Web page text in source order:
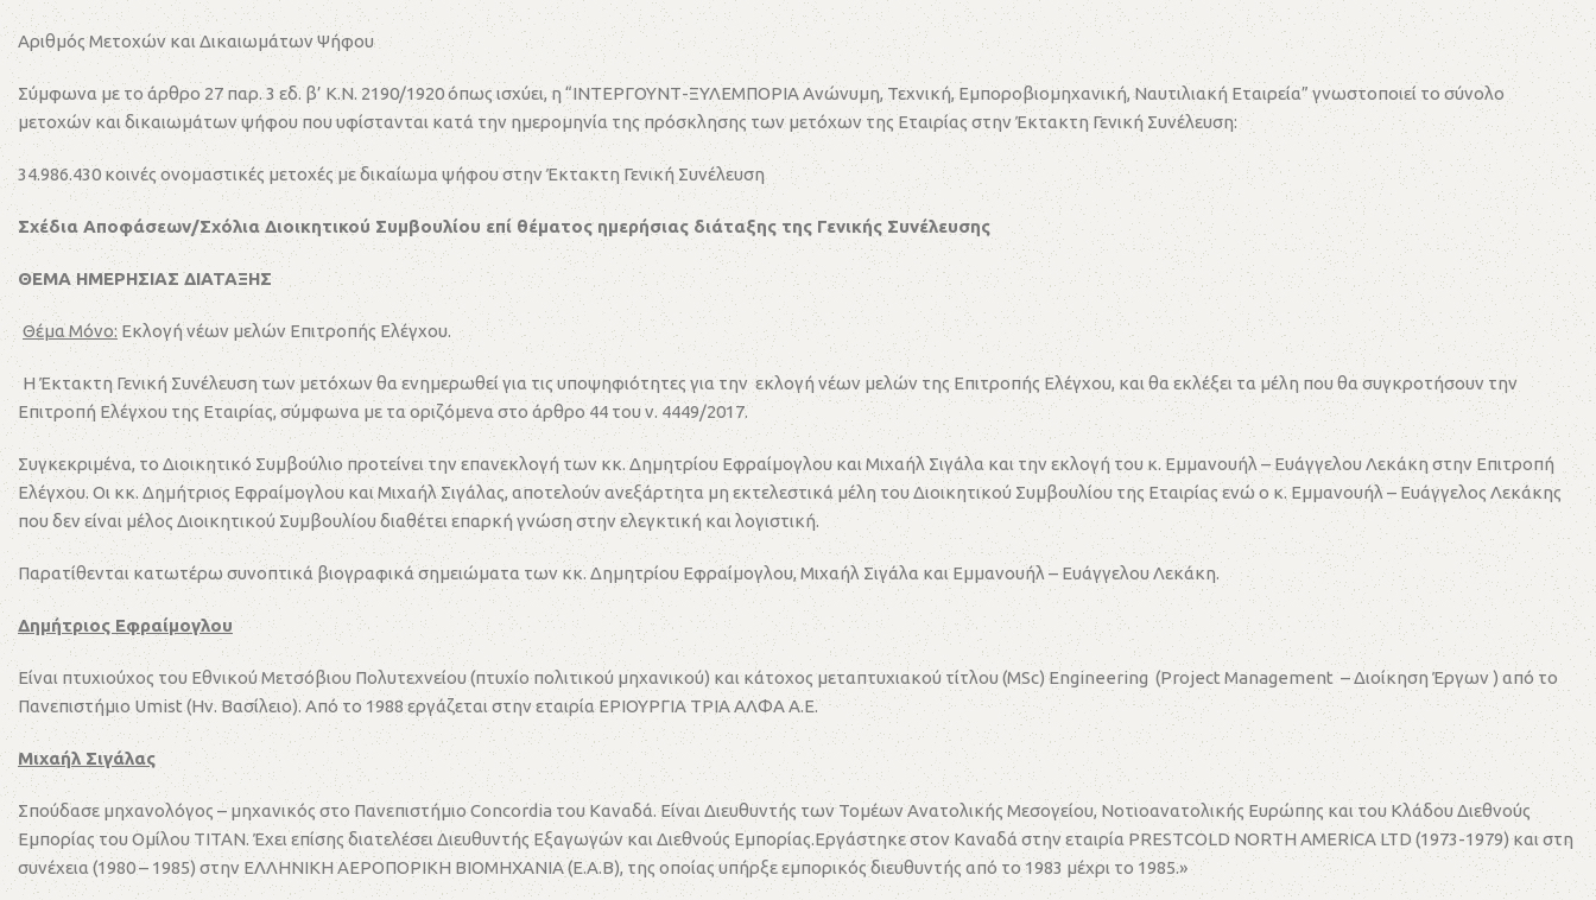
Αριθμός Μετοχών και Δικαιωμάτων Ψήφου
Σύμφωνα με το άρθρο 27 παρ. 3 εδ. β’ Κ.Ν. 2190/1920 όπως ισχύει, η “ΙΝΤΕΡΓΟΥΝΤ-ΞΥΛΕΜΠΟΡΙΑ Ανώνυμη, Τεχνική, Εμποροβιομηχανική, Ναυτιλιακή Εταιρεία” γνωστοποιεί το σύνολο
μετοχών και δικαιωμάτων ψήφου που υφίστανται κατά την ημερομηνία της πρόσκλησης των μετόχων της Εταιρίας στην Έκτακτη Γενική Συνέλευση:
34.986.430 κοινές ονομαστικές μετοχές με δικαίωμα ψήφου στην Έκτακτη Γενική Συνέλευση
Σχέδια Αποφάσεων/Σχόλια Διοικητικού Συμβουλίου επί θέματος ημερήσιας διάταξης της Γενικής Συνέλευσης
ΘΕΜΑ ΗΜΕΡΗΣΙΑΣ ΔΙΑΤΑΞΗΣ
Θέμα Μόνο: Εκλογή νέων μελών Επιτροπής Ελέγχου.
Η Έκτακτη Γενική Συνέλευση των μετόχων θα ενημερωθεί για τις υποψηφιότητες για την εκλογή νέων μελών της Επιτροπής Ελέγχου, και θα εκλέξει τα μέλη που θα συγκροτήσουν την
Επιτροπή Ελέγχου της Εταιρίας, σύμφωνα με τα οριζόμενα στο άρθρο 44 του ν. 4449/2017.
Συγκεκριμένα, το Διοικητικό Συμβούλιο προτείνει την επανεκλογή των κκ. Δημητρίου Εφραίμογλου και Μιχαήλ Σιγάλα και την εκλογή του κ. Εμμανουήλ – Ευάγγελου Λεκάκη στην Επιτροπή
Ελέγχου. Οι κκ. Δημήτριος Εφραίμογλου και Μιχαήλ Σιγάλας, αποτελούν ανεξάρτητα μη εκτελεστικά μέλη του Διοικητικού Συμβουλίου της Εταιρίας ενώ ο κ. Εμμανουήλ – Ευάγγελος Λεκάκης
που δεν είναι μέλος Διοικητικού Συμβουλίου διαθέτει επαρκή γνώση στην ελεγκτική και λογιστική.
Παρατίθενται κατωτέρω συνοπτικά βιογραφικά σημειώματα των κκ. Δημητρίου Εφραίμογλου, Μιχαήλ Σιγάλα και Εμμανουήλ – Ευάγγελου Λεκάκη.
Δημήτριος Εφραίμογλου
Είναι πτυχιούχος του Εθνικού Μετσόβιου Πολυτεχνείου (πτυχίο πολιτικού μηχανικού) και κάτοχος μεταπτυχιακού τίτλου (MSc) Engineering (Project Management – Διοίκηση Έργων ) από το
Πανεπιστήμιο Umist (Ην. Βασίλειο). Από το 1988 εργάζεται στην εταιρία ΕΡΙΟΥΡΓΙΑ ΤΡΙΑ ΑΛΦΑ Α.Ε.
Μιχαήλ Σιγάλας
Σπούδασε μηχανολόγος – μηχανικός στο Πανεπιστήμιο Concordia του Καναδά. Είναι Διευθυντής των Τοµέων Ανατολικής Μεσογείου, Νοτιοανατολικής Ευρώπης και του Κλάδου Διεθνούς
Εμπορίας του Ομίλου TITAN. Έχει επίσης διατελέσει Διευθυντής Εξαγωγών και Διεθνούς Εμπορίας.Εργάστηκε στον Καναδά στην εταιρία PRESTCOLD NORTH AMERICA LTD (1973-1979) και στη
συνέχεια (1980 – 1985) στην ΕΛΛΗΝΙΚΗ ΑΕΡΟΠΟΡΙΚΗ ΒΙΟΜΗΧΑΝΙΑ (Ε.Α.Β), της οποίας υπήρξε εμπορικός διευθυντής από το 1983 μέχρι το 1985.»